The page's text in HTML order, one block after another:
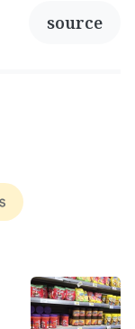
source